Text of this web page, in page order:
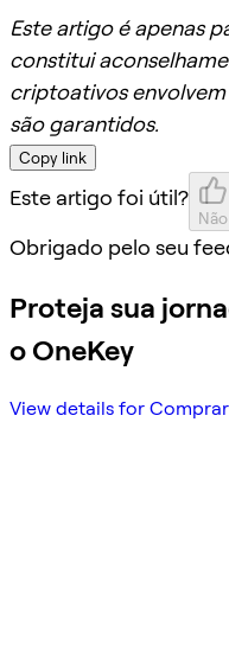
Este artigo é apenas
constitui
criptoativos
são garantidos.
Copy link
Este artigo foi útil?
Não
Obrigado pelo seu
Proteja sua
o OneKey
View details for